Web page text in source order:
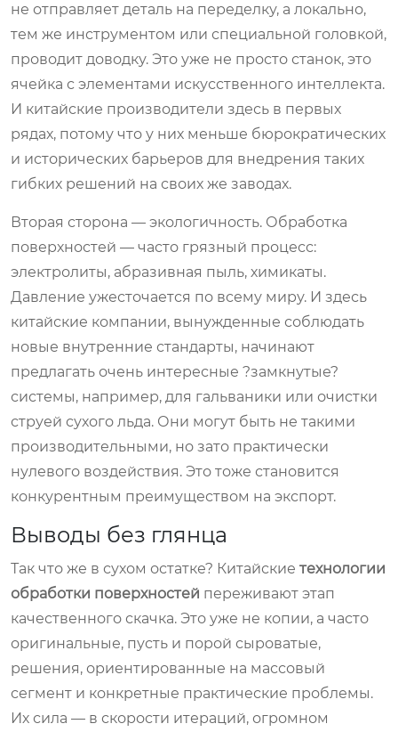
не отправляет деталь на переделку, а локально,
тем же инструментом или специальной головкой,
проводит доводку. Это уже не просто станок, это
ячейка с элементами искусственного интеллекта.
И китайские производители здесь в первых
рядах, потому что у них меньше бюрократических
и исторических барьеров для внедрения таких
гибких решений на своих же заводах.
Вторая сторона — экологичность. Обработка
поверхностей — часто грязный процесс:
электролиты, абразивная пыль, химикаты.
Давление ужесточается по всему миру. И здесь
китайские компании, вынужденные соблюдать
новые внутренние стандарты, начинают
предлагать очень интересные ?замкнутые?
системы, например, для гальваники или очистки
струей сухого льда. Они могут быть не такими
производительными, но зато практически
нулевого воздействия. Это тоже становится
конкурентным преимуществом на экспорт.
Выводы без глянца
Так что же в сухом остатке? Китайские технологии
обработки поверхностей переживают этап
качественного скачка. Это уже не копии, а часто
оригинальные, пусть и порой сыроватые,
решения, ориентированные на массовый
сегмент и конкретные практические проблемы.
Их сила — в скорости итераций, огромном